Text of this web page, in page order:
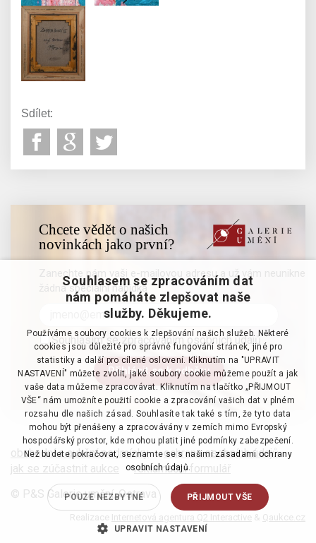
Sdílet:
Chcete vědět o našich
novinkách jako první?
Zanechte nám vaši e-mailovou adresu a už vám neunikne
žádná speciální nabídka
Souhlasím se zpracováním osobních údajů
obchodní a aukční podmínky · ochrana osobních údajů ·
jak se zúčastnit aukce · reklamační formulář
© P&S Galerie umění, Ostrava
Realizace Internetová agentura Q2 Interactive & Qaukce.cz
Souhlasem se zpracováním dat
nám pomáháte zlepšovat naše
služby. Děkujeme.
Používáme soubory cookies k zlepšování našich služeb. Některé
cookies jsou důležité pro správné fungování stránek, jiné pro
statistiky a další pro cílené oslovení. Kliknutím na "UPRAVIT
NASTAVENÍ" můžete zvolit, jaké soubory cookie můžeme použít a jak
vaše data můžeme zpracovávat. Kliknutím na tlačítko „PŘIJMOUT
VŠE“ nám umožníte použití cookie a zpracování vašich dat v plném
rozsahu dle našich zásad. Souhlasíte tak také s tím, že tyto data
mohou být přenášeny a zpracovávány v zemích mimo Evropský
hospodářský prostor, kde mohou platit jiné podmínky zabezpečení.
Než budete pokračovat, seznamte se s našimizásadami ochrany
osobních údajů.
PŘIJMOUT VŠE
POUZE NEZBYTNÉ
UPRAVIT NASTAVENÍ